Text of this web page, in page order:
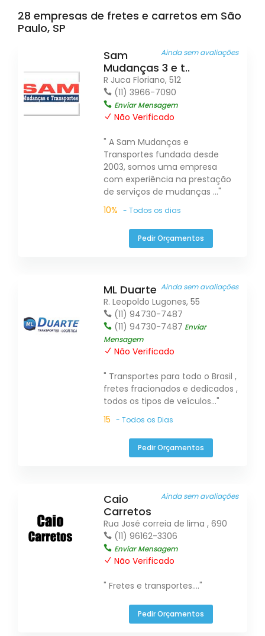
28 empresas de fretes e carretos em São
Paulo, SP
Ainda sem avaliações
Sam
Mudanças 3 e t..
R Juca Floriano, 512
(11) 3966-7090
Enviar Mensagem
Não Verificado
" A Sam Mudanças e
Transportes fundada desde
2003, somos uma empresa
com experiência na prestação
de serviços de mudanças ..."
10% - Todos os dias
Pedir Orçamentos
Ainda sem avaliações
ML Duarte
R. Leopoldo Lugones, 55
(11) 94730-7487
(11) 94730-7487 Enviar
Mensagem
Não Verificado
" Transportes para todo o Brasil ,
fretes fracionados e dedicados ,
todos os tipos de veículos..."
15 - Todos os Dias
Pedir Orçamentos
Ainda sem avaliações
Caio
Carretos
Rua José correia de lima , 690
(11) 96162-3306
Enviar Mensagem
Não Verificado
" Fretes e transportes...."
Pedir Orçamentos